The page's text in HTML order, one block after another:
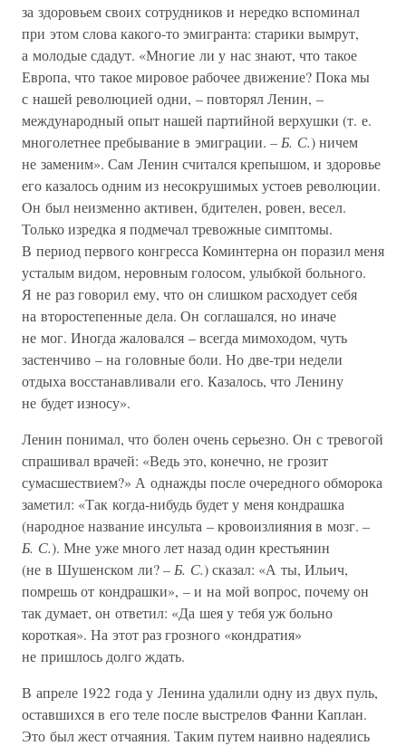
за здоровьем своих сотрудников и нередко вспоминал
при этом слова какого-то эмигранта: старики вымрут,
а молодые сдадут. «Многие ли у нас знают, что такое
Европа, что такое мировое рабочее движение? Пока мы
с нашей революцией одни, – повторял Ленин, –
международный опыт нашей партийной верхушки (т. е.
многолетнее пребывание в эмиграции. – Б. С.) ничем
не заменим». Сам Ленин считался крепышом, и здоровье
его казалось одним из несокрушимых устоев революции.
Он был неизменно активен, бдителен, ровен, весел.
Только изредка я подмечал тревожные симптомы.
В период первого конгресса Коминтерна он поразил меня
усталым видом, неровным голосом, улыбкой больного.
Я не раз говорил ему, что он слишком расходует себя
на второстепенные дела. Он соглашался, но иначе
не мог. Иногда жаловался – всегда мимоходом, чуть
застенчиво – на головные боли. Но две-три недели
отдыха восстанавливали его. Казалось, что Ленину
не будет износу».
Ленин понимал, что болен очень серьезно. Он с тревогой
спрашивал врачей: «Ведь это, конечно, не грозит
сумасшествием?» А однажды после очередного обморока
заметил: «Так когда-нибудь будет у меня кондрашка
(народное название инсульта – кровоизлияния в мозг. –
Б. С.). Мне уже много лет назад один крестьянин
(не в Шушенском ли?– Б. С.) сказал: «А ты, Ильич,
помрешь от кондрашки», – и на мой вопрос, почему он
так думает, он ответил: «Да шея у тебя уж больно
короткая». На этот раз грозного «кондратия»
не пришлось долго ждать.
В апреле 1922 года у Ленина удалили одну из двух пуль,
оставшихся в его теле после выстрелов Фанни Каплан.
Это был жест отчаяния. Таким путем наивно надеялись